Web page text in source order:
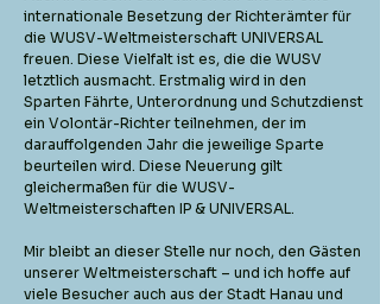
internationale Besetzung der Richterämter für
die WUSV-Weltmeisterschaft UNIVERSAL
freuen. Diese Vielfalt ist es, die die WUSV
letztlich ausmacht. Erstmalig wird in den
Sparten Fährte, Unterordnung und Schutzdienst
ein Volontär-Richter teilnehmen, der im
darauffolgenden Jahr die jeweilige Sparte
beurteilen wird. Diese Neuerung gilt
gleichermaßen für die WUSV-
Weltmeisterschaften IP & UNIVERSAL.
Mir bleibt an dieser Stelle nur noch, den Gästen
unserer Weltmeisterschaft – und ich hoffe auf
viele Besucher auch aus der Stadt Hanau und